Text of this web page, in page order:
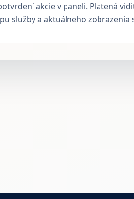
akcie v paneli. Platená
služby a aktuálneho zobrazenia